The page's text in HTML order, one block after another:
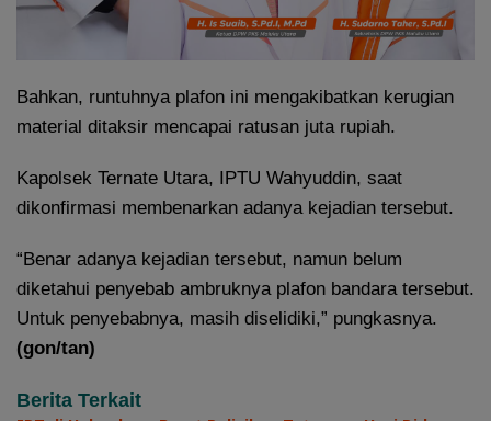
Bahkan, runtuhnya plafon ini mengakibatkan kerugian
material ditaksir mencapai ratusan juta rupiah.
Kapolsek Ternate Utara, IPTU Wahyuddin, saat
dikonfirmasi membenarkan adanya kejadian tersebut.
“Benar adanya kejadian tersebut, namun belum
diketahui penyebab ambruknya plafon bandara tersebut.
Untuk penyebabnya, masih diselidiki,” pungkasnya.
(gon/tan)
Berita Terkait